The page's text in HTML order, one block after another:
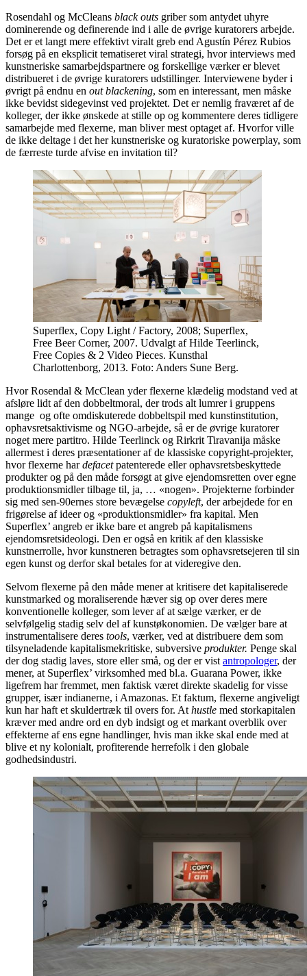
Rosendahl og McCleans black outs griber som antydet uhyre
dominerende og definerende ind i alle de øvrige kuratorers arbejde.
Det er et langt mere effektivt viralt greb end Agustín Pérez Rubios
forsøg på en eksplicit tematiseret viral strategi, hvor interviews med
kunstneriske samarbejdspartnere og forskellige værker er blevet
distribueret i de øvrige kuratorers udstillinger. Interviewene byder i
øvrigt på endnu en out blackening, som en interessant, men måske
ikke bevidst sidegevinst ved projektet. Det er nemlig fraværet af de
kolleger, der ikke ønskede at stille op og kommentere deres tidligere
samarbejde med flexerne, man bliver mest optaget af. Hvorfor ville
de ikke deltage i det her kunstneriske og kuratoriske powerplay, som
de færreste turde afvise en invitation til?
Superflex, Copy Light / Factory, 2008; Superflex,
Free Beer Corner, 2007. Udvalgt af Hilde Teerlinck,
Free Copies & 2 Video Pieces. Kunsthal
Charlottenborg, 2013. Foto: Anders Sune Berg.
Hvor Rosendal & McClean yder flexerne klædelig modstand ved at
afsløre lidt af den dobbeltmoral, der trods alt lumrer i gruppens
mange og ofte omdiskuterede dobbeltspil med kunstinstitution,
ophavsretsaktivisme og NGO-arbejde, så er de øvrige kuratorer
noget mere partitro. Hilde Teerlinck og Rirkrit Tiravanija måske
allermest i deres præsentationer af de klassiske copyright-projekter,
hvor flexerne hardefacetpatenterede eller ophavsretsbeskyttede
produkter og på den måde forsøgt at give ejendomsretten over egne
produktionsmidler tilbage til, ja, … «nogen». Projekterne forbinder
sig med sen-90ernes store bevægelse copyleft, der arbejdede for en
frigørelse af ideer og «produktionsmidler» fra kapital. Men
Superflex’ angreb er ikke bare et angreb på kapitalismens
ejendomsretsideologi. Den er også en kritik af den klassiske
kunstnerrolle, hvor kunstneren betragtes som ophavsretsejeren til sin
egen kunst og derfor skal betales for at videregive den.
Selvom flexerne på den måde mener at kritisere det kapitaliserede
kunstmarked og moraliserende hæver sig op over deres mere
konventionelle kolleger, som lever af at sælge værker, er de
selvfølgelig stadig selv del af kunstøkonomien. De vælger bare at
instrumentalisere deres tools, værker, ved at distribuere dem som
tilsyneladende kapitalismekritiske, subversive produkter. Penge skal
der dog stadig laves, store eller små, og der er vist antropologer, der
mener, at Superflex’ virksomhed med bl.a. Guarana Power, ikke
ligefrem har fremmet, men faktisk været direkte skadelig for visse
grupper, især indianerne, i Amazonas. Et faktum, flexerne angiveligt
kun har haft et skuldertræk til overs for. At hustle med storkapitalen
kræver med andre ord en dyb indsigt og et markant overblik over
effekterne af ens egne handlinger, hvis man ikke skal ende med at
blive et ny kolonialt, profiterende herrefolk i den globale
godhedsindustri.